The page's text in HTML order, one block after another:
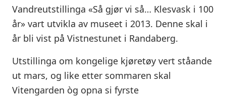
Vandreutstillinga «Så gjør vi så… Klesvask i 100
år» vart utvikla av museet i 2013. Denne skal i
år bli vist på Vistnestunet i Randaberg.
Utstillinga om kongelige kjøretøy vert ståande
ut mars, og like etter sommaren skal
Vitengarden òg opna si fyrste